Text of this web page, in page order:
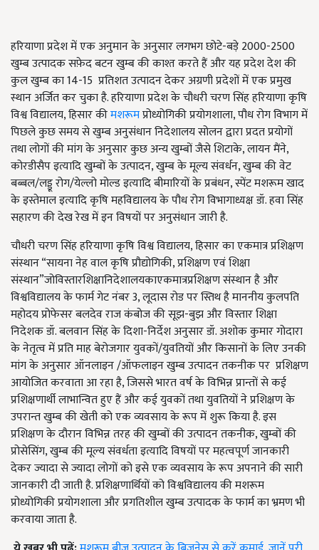
हरियाणा प्रदेश में एक अनुमान के अनुसार लगभग छोटे-बड़े 2000-2500
खुम्ब उत्पादक सफ़ेद बटन खुम्ब की काश्त करते हैं और यह प्रदेश देश की
कुल खुम्ब का 14-15 प्रतिशत उत्पादन देकर अग्रणी प्रदेशों में एक प्रमुख
स्थान अर्जित कर चुका है. हरियाणा प्रदेश के चौधरी चरण सिंह हरियाणा कृषि
विश्व विद्यालय, हिसार कीमशरूमप्रोध्योगिकी प्रयोगशाला, पौध रोग विभाग में
पिछले कुछ समय से खुम्ब अनुसंधान निदेशालय सोलन द्वारा प्रदत प्रयोगों
तथा लोगों की मांग के अनुसार कुछ अन्य खुम्बों जैसे शिटाके, लायन मैंने,
कोरडीसैप इत्यादि खुम्बों के उत्पादन, खुम्ब के मूल्य संवर्धन, खुम्ब की वेट
बब्बल/लड्डू रोग/येल्लो मोल्ड इत्यादि बीमारियों के प्रबंधन, स्पेंट मशरूम खाद
के इस्तेमाल इत्यादि कृषि महविद्यालय के पौध रोग विभागाध्यक्ष डॉ. हवा सिंह
सहारण की देख रेख में इन विषयों पर अनुसंधान जारी है.
चौधरी चरण सिंह हरियाणा कृषि विश्व विद्यालय, हिसार का एकमात्र प्रशिक्षण
संस्थान “सायना नेह वाल कृषि प्रौद्योगिकी, प्रशिक्षण एवं शिक्षा
संस्थान”जोविस्तारशिक्षानिदेशालयकाएकमात्रप्रशिक्षण संस्थान है और
विश्वविद्यालय के फार्म गेट नंबर 3, लूदास रोड पर स्तिथ है माननीय कुलपति
महोदय प्रोफेसर बलदेव राज कंबोज की सूझ-बुझ और विस्तार शिक्षा
निदेशक डॉ. बलवान सिंह के दिशा-निर्देश अनुसार डॉ. अशोक कुमार गोदारा
के नेतृत्व में प्रति माह बेरोजगार युवकों/युवतियों और किसानों के लिए उनकी
मांग के अनुसार ऑनलाइन /ऑफलाइन खुम्ब उत्पादन तकनीक पर प्रशिक्षण
आयोजित करवाता आ रहा है, जिससे भारत वर्ष के विभिन्न प्रान्तों से कई
प्रशिक्षणार्थी लाभान्वित हुए हैं और कई युवकों तथा युवतियों ने प्रशिक्षण के
उपरान्त खुम्ब की खेती को एक व्यवसाय के रूप में शुरू किया है. इस
प्रशिक्षण के दौरान विभिन्न तरह की खुम्बों की उत्पादन तकनीक, खुम्बों की
प्रोसेसिंग, खुम्ब की मूल्य संवर्धता इत्यादि विषयों पर महत्वपूर्ण जानकारी
देकर ज्यादा से ज्यादा लोगों को इसे एक व्यवसाय के रूप अपनाने की सारी
जानकारी दी जाती है. प्रशिक्षणार्थियों को विश्वविद्यालय की मशरूम
प्रोध्योगिकी प्रयोगशाला और प्रगतिशील खुम्ब उत्पादक के फार्म का भ्रमण भी
करवाया जाता है.